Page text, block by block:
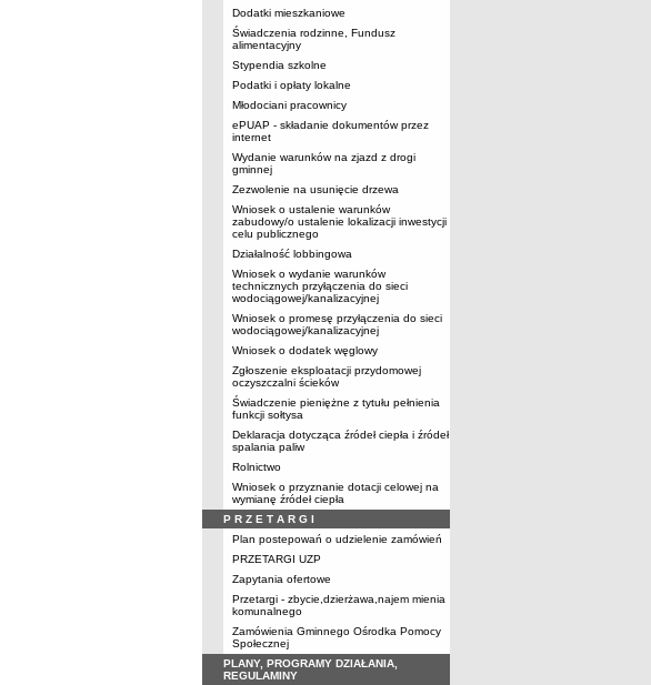
Dodatki mieszkaniowe
Świadczenia rodzinne, Fundusz
alimentacyjny
Stypendia szkolne
Podatki i opłaty lokalne
Młodociani pracownicy
ePUAP - składanie dokumentów przez
internet
Wydanie warunków na zjazd z drogi
gminnej
Zezwolenie na usunięcie drzewa
Wniosek o ustalenie warunków
zabudowy/o ustalenie lokalizacji inwestycji
celu publicznego
Działalność lobbingowa
Wniosek o wydanie warunków
technicznych przyłączenia do sieci
wodociągowej/kanalizacyjnej
Wniosek o promesę przyłączenia do sieci
wodociągowej/kanalizacyjnej
Wniosek o dodatek węglowy
Zgłoszenie eksploatacji przydomowej
oczyszczalni ścieków
Świadczenie pieniężne z tytułu pełnienia
funkcji sołtysa
Deklaracja dotycząca źródeł ciepła i źródeł
spalania paliw
Rolnictwo
Wniosek o przyznanie dotacji celowej na
wymianę źródeł ciepła
P R Z E T A R G I
Plan postepowań o udzielenie zamówień
PRZETARGI UZP
Zapytania ofertowe
Przetargi - zbycie,dzierżawa,najem mienia
komunalnego
Zamówienia Gminnego Ośrodka Pomocy
Społecznej
PLANY, PROGRAMY DZIAŁANIA,
REGULAMINY